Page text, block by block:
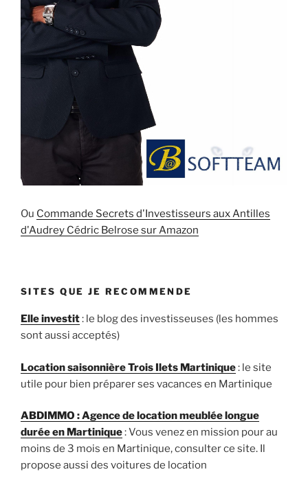
Ou Commande Secrets d'Investisseurs aux Antilles
d'Audrey Cédric Belrose sur Amazon
SITES QUE JE RECOMMENDE
Elle investit: le blog des investisseuses (les hommes
sont aussi acceptés)
Location saisonnière Trois Ilets Martinique: le site
utile pour bien préparer ses vacances en Martinique
ABDIMMO : Agence de location meublée longue
durée en Martinique: Vous venez en mission pour au
moins de 3 mois en Martinique, consulter ce site. Il
propose aussi des voitures de location